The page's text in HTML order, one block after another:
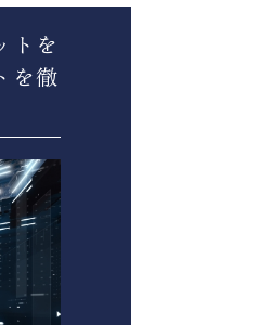
トを
を徹